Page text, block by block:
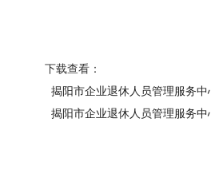
下载查看：
揭阳市企业退休人员管理服务中
揭阳市企业退休人员管理服务